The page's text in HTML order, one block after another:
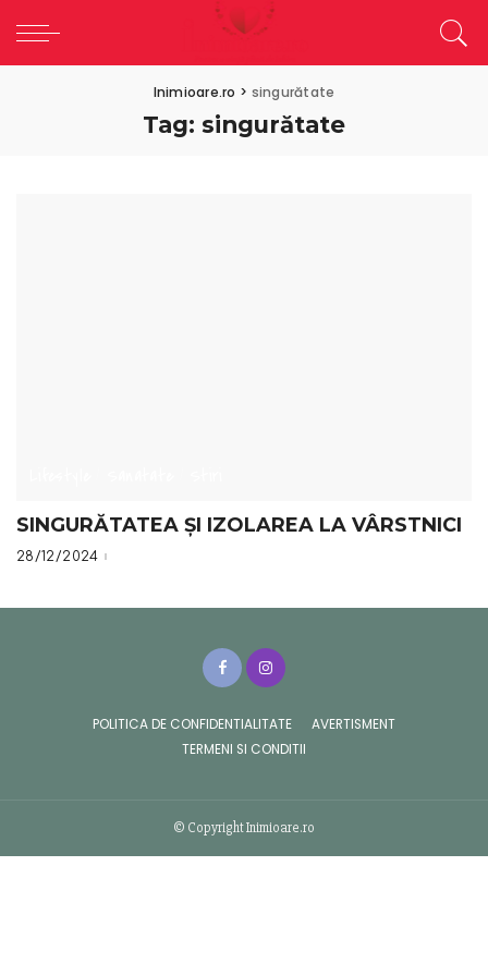
Inimioare.ro > singurătate
Tag: singurătate
SINGURĂTATEA ȘI IZOLAREA LA VÂRSTNICI
28/12/2024
POLITICA DE CONFIDENTIALITATE
AVERTISMENT
TERMENI SI CONDITII
© Copyright Inimioare.ro